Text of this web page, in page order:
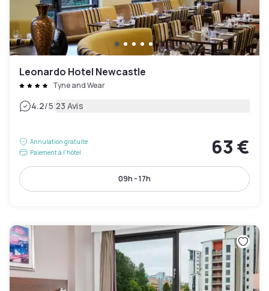
Leonardo Hotel Newcastle
Tyne and Wear
4.2/5|23 Avis
Annulation gratuite
Paiement à l'hôtel
63 €
09h - 17h